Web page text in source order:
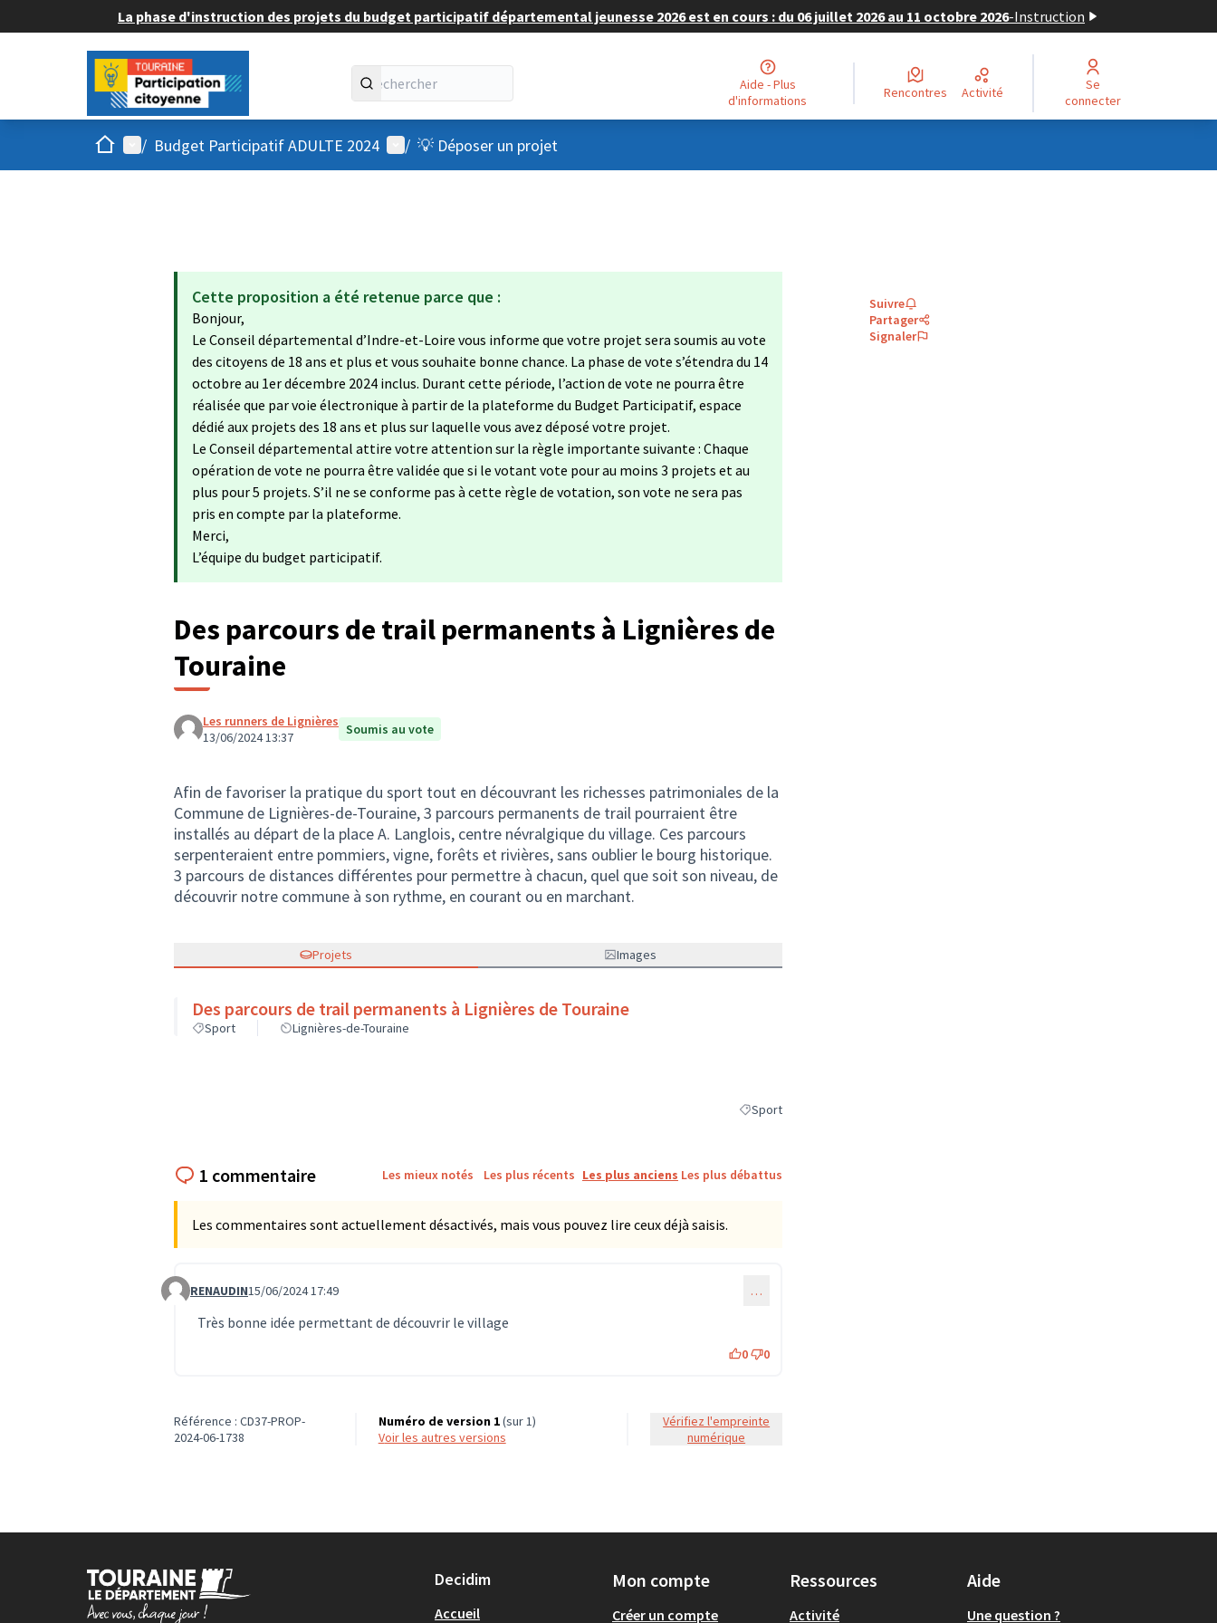
La phase d'instruction des projets du budget participatif départemental jeunesse 2026 est en cours : du 06 juillet 2026 au 11 octobre 2026-Instruction
Aide - Plus
d'informations
Rencontres Activité
Se
connecter
AccueilMenu principal
/ Budget Participatif ADULTE 2024 Menu utilisateur
/ 💡 Déposer un projet
Cette proposition a été retenue parce que :
Bonjour,
Le Conseil départemental d’Indre-et-Loire vous informe que votre projet sera soumis au vote
des citoyens de 18 ans et plus et vous souhaite bonne chance. La phase de vote s’étendra du 14
octobre au 1er décembre 2024 inclus. Durant cette période, l’action de vote ne pourra être
réalisée que par voie électronique à partir de la plateforme du Budget Participatif, espace
dédié aux projets des 18 ans et plus sur laquelle vous avez déposé votre projet.
Le Conseil départemental attire votre attention sur la règle importante suivante : Chaque
opération de vote ne pourra être validée que si le votant vote pour au moins 3 projets et au
plus pour 5 projets. S’il ne se conforme pas à cette règle de votation, son vote ne sera pas
pris en compte par la plateforme.
Merci,
L’équipe du budget participatif.
Des parcours de trail permanents à Lignières de
Touraine
Les runners de Lignières
13/06/2024 13:37
Soumis au vote
Afin de favoriser la pratique du sport tout en découvrant les richesses patrimoniales de la
Commune de Lignières-de-Touraine, 3 parcours permanents de trail pourraient être
installés au départ de la place A. Langlois, centre névralgique du village. Ces parcours
serpenteraient entre pommiers, vigne, forêts et rivières, sans oublier le bourg historique.
3 parcours de distances différentes pour permettre à chacun, quel que soit son niveau, de
découvrir notre commune à son rythme, en courant ou en marchant.
Projets Images
Des parcours de trail permanents à Lignières de Touraine
Sport Lignières-de-Touraine
Filtrer les résultats de la catégorie : Sport
Sport
Suivre
Partager
Signaler
1 commentaire Les mieux notés Les plus récents Les plus anciens Les plus débattus
Les commentaires sont actuellement désactivés, mais vous pouvez lire ceux déjà saisis.
Commentaire 590
RENAUDIN15/06/2024 17:49 …
Très bonne idée permettant de découvrir le village
0 0
Référence : CD37-PROP-
2024-06-1738
Numéro de version 1(sur 1)
voir les autres versions
Vérifiez l'empreinte
numérique
Decidim
Accueil
Mon compte
Créer un compte
Ressources
Activité
Aide
Une question ?